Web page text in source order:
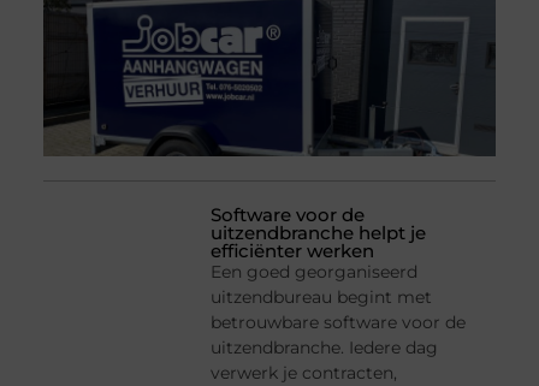
Software voor de
uitzendbranche helpt je
efficiënter werken
Een goed georganiseerd
uitzendbureau begint met
betrouwbare software voor de
uitzendbranche. Iedere dag
verwerk je contracten,